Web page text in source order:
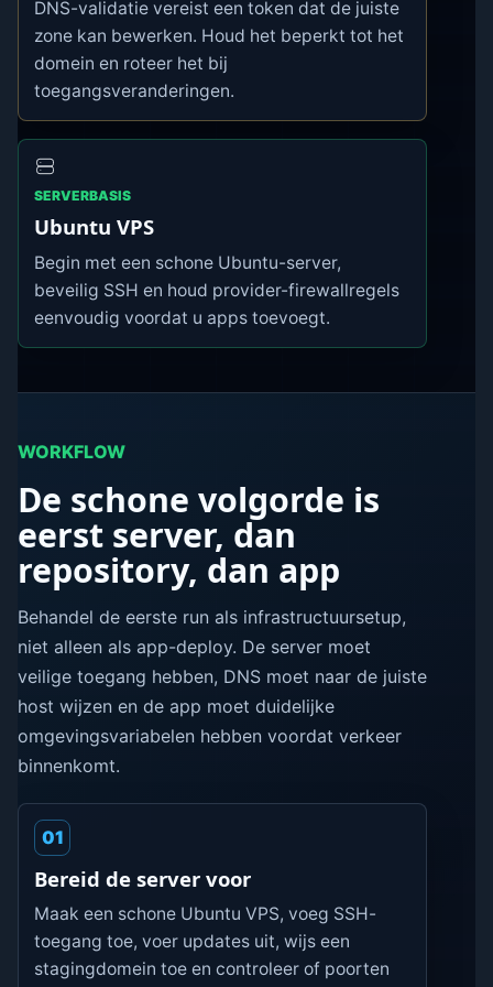
DNS-validatie vereist een token dat de juiste
zone kan bewerken. Houd het beperkt tot het
domein en roteer het bij
toegangsveranderingen.
SERVERBASIS
Ubuntu VPS
Begin met een schone Ubuntu-server,
beveilig SSH en houd provider-firewallregels
eenvoudig voordat u apps toevoegt.
WORKFLOW
De schone volgorde is
eerst server, dan
repository, dan app
Behandel de eerste run als infrastructuursetup,
niet alleen als app-deploy. De server moet
veilige toegang hebben, DNS moet naar de juiste
host wijzen en de app moet duidelijke
omgevingsvariabelen hebben voordat verkeer
binnenkomt.
01
Bereid de server voor
Maak een schone Ubuntu VPS, voeg SSH-
toegang toe, voer updates uit, wijs een
stagingdomein toe en controleer of poorten